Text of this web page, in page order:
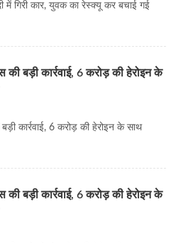
गिरी कार, युवक का रेस्क्यू कर बचाई गई
बड़ी कार्रवाई, 6 करोड़ की हेरोइन के
कार्रवाई, 6 करोड़ की हेरोइन के साथ
बड़ी कार्रवाई, 6 करोड़ की हेरोइन के